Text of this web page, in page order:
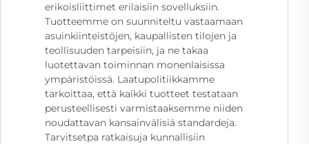
erikoisliittimet erilaisiin sovelluksiin.
Tuotteemme on suunniteltu vastaamaan
asuinkiinteistöjen, kaupallisten tilojen ja
teollisuuden tarpeisiin, ja ne takaa
luotettavan toiminnan monenlaisissa
ympäristöissä. Laatupolitiikkamme
tarkoittaa, että kaikki tuotteet testataan
perusteellisesti varmistaaksemme niiden
noudattavan kansainvälisiä standardeja.
Tarvitsetpa ratkaisuja kunnallisiin